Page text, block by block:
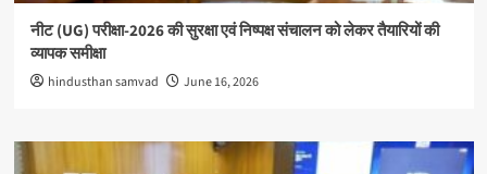
नीट (UG) परीक्षा-2026 की सुरक्षा एवं निष्पक्ष संचालन को लेकर तैयारियों की
व्यापक समीक्षा
hindusthan samvad June 16, 2026